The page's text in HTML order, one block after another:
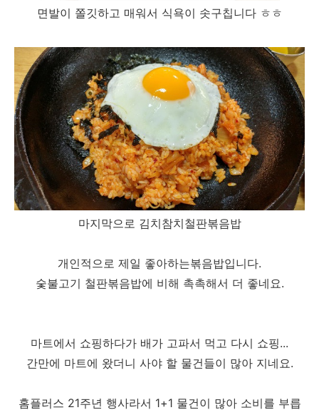
면발이 쫄깃하고 매워서 식욕이 솟구칩니다 ㅎㅎ
마지막으로 김치참치철판볶음밥
개인적으로 제일 좋아하는볶음밥입니다.
숯불고기 철판볶음밥에 비해 촉촉해서 더 좋네요.
마트에서 쇼핑하다가 배가 고파서 먹고 다시 쇼핑...
간만에 마트에 왔더니 사야 할 물건들이 많아 지네요.
홈플러스 21주년 행사라서 1+1 물건이 많아 소비를 부릅